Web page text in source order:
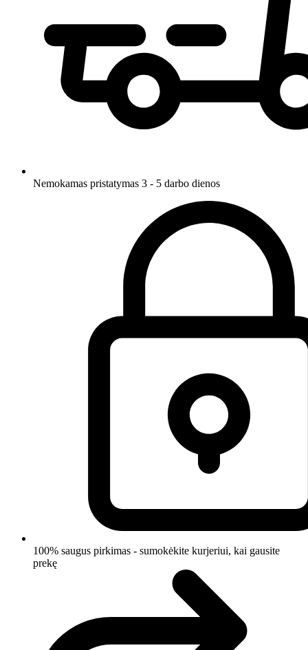
Nemokamas pristatymas 3 - 5 darbo dienos
100% saugus pirkimas - sumokėkite kurjeriui, kai gausite
prekę